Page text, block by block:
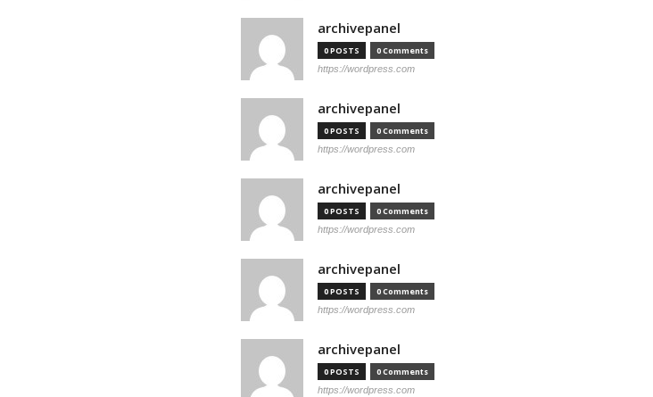
archivepanel
0 POSTS 0 Comments
https://wordpress.com
archivepanel
0 POSTS 0 Comments
https://wordpress.com
archivepanel
0 POSTS 0 Comments
https://wordpress.com
archivepanel
0 POSTS 0 Comments
https://wordpress.com
archivepanel
0 POSTS 0 Comments
https://wordpress.com